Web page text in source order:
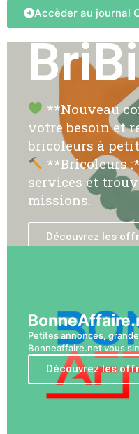
Accèder au journal
**Nouveau
votre besoin et
bricoleurs à
**Bricoleurs
services et
missions.
Découvrez les
Petites annonces,
Bonneaffaire.net vous
Découvrez les